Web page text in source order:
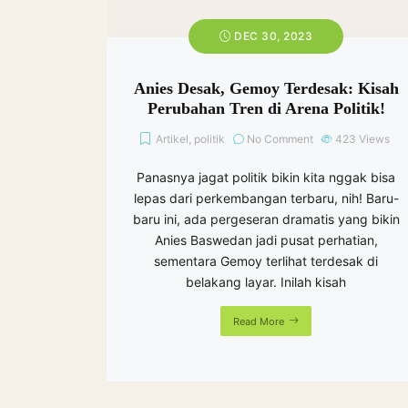
Panasnya jagat politik bikin kita nggak bisa
lepas dari perkembangan terbaru, nih! Baru-
Anies Baswedan jadi pusat perhatian,
sementara Gemoy terlihat terdesak di